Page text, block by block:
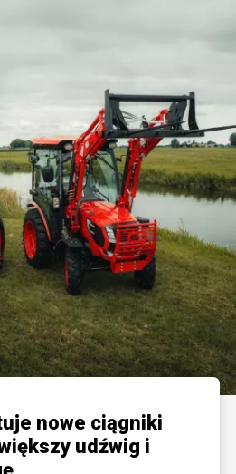
nowe ciągniki
udźwig i